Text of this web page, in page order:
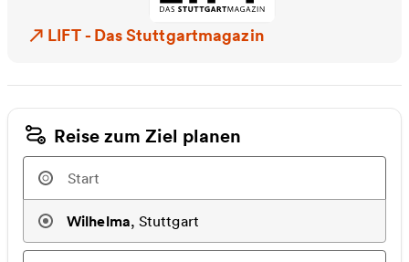
LIFT - Das Stuttgartmagazin
LIFT - Das Stuttgartmagazin
Reise zum Ziel planen
Wilhelma, Stuttgart